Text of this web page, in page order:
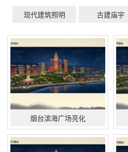
现代建筑照明 古建庙宇
烟台滨海广场亮化